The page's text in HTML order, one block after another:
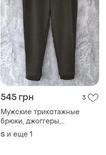
545 грн 3
Мужские трикотажные
брюки, джоггеры,
спортивные трикотажные
брюки, см.замеры в
S и еще 1